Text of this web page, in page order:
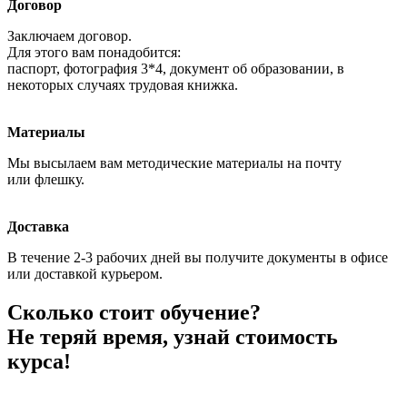
Договор
Заключаем договор.
Для этого вам понадобится:
паспорт, фотография 3*4, документ об образовании, в
некоторых случаях трудовая книжка.
Материалы
Мы высылаем вам методические материалы на почту
или флешку.
Доставка
В течение 2-3 рабочих дней вы получите документы в офисе
или доставкой курьером.
Сколько стоит обучение?
Не теряй время, узнай стоимость
курса!